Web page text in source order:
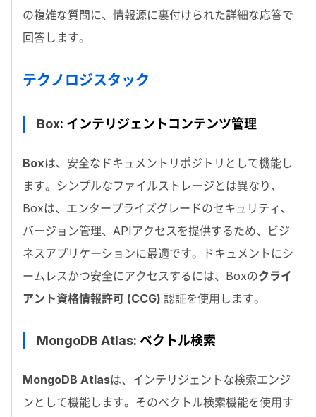
の複雑な質問に、情報源に裏付けられた詳細な応答で
回答します。
テクノロジスタック
Box: インテリジェントコンテンツ管理
Boxは、安全なドキュメントリポジトリとして機能し
ます。シンプルなファイルストレージとは異なり、
Boxは、エンタープライズグレードのセキュリティ、
バージョン管理、 API アクセスを提供するため、ビジ
ネスアプリケーションに最適です。ドキュメントにシ
ームレスかつ安全にアクセスするには、 Boxのクライ
アント資格情報許可 (CCG) 認証を使用します。
MongoDB Atlas: ベクトル検索
MongoDB Atlasは、インテリジェントな検索エンジ
ンとして機能します。そのベクトル検索機能を使用す